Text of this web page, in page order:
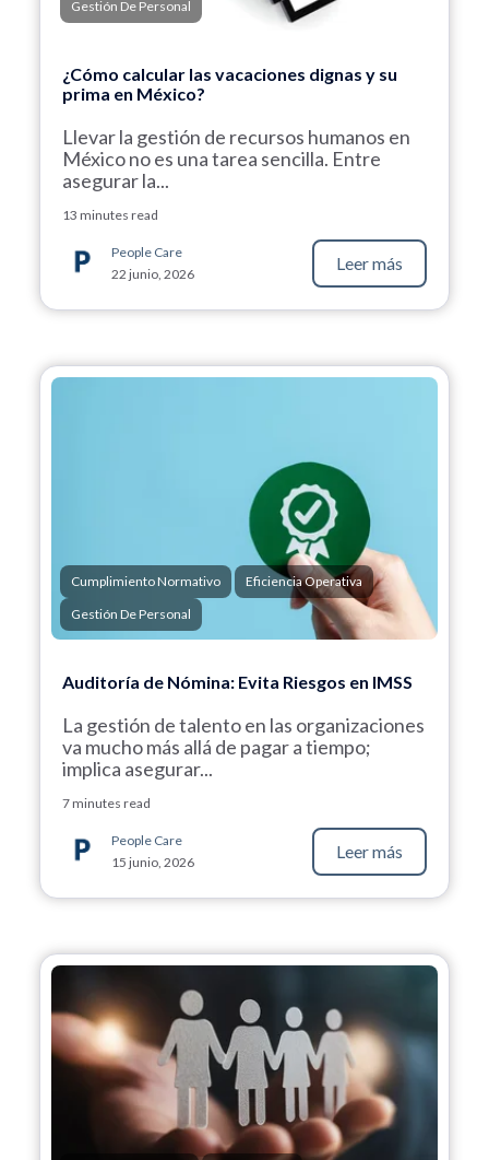
Gestión De Personal
¿Cómo calcular las vacaciones dignas y su
prima en México?
Llevar la gestión de recursos humanos en
México no es una tarea sencilla. Entre
asegurar la...
13 minutes read
People Care
22 junio, 2026
Leer más
Cumplimiento Normativo
Eficiencia Operativa
Gestión De Personal
Auditoría de Nómina: Evita Riesgos en IMSS
La gestión de talento en las organizaciones
va mucho más allá de pagar a tiempo;
implica asegurar...
7 minutes read
People Care
15 junio, 2026
Leer más